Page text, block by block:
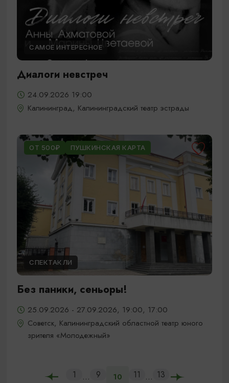
САМОЕ ИНТЕРЕСНОЕ
Диалоги невстреч
24.09.2026 19:00
Калининград, Калининградский театр эстрады
ОТ 500₽ ПУШКИНСКАЯ КАРТА
СПЕКТАКЛИ
Без паники, сеньоры!
25.09.2026 - 27.09.2026, 19:00, 17:00
Советск, Калининградский областной театр юного
зрителя «Молодежный»
1 ... 9 10 11 ... 13